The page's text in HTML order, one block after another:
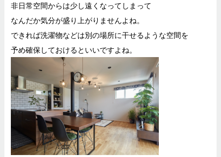
非日常空間からは少し遠くなってしまって
なんだか気分が盛り上がりませんよね。
できれば洗濯物などは別の場所に干せるような空間を
予め確保しておけるといいですよね。